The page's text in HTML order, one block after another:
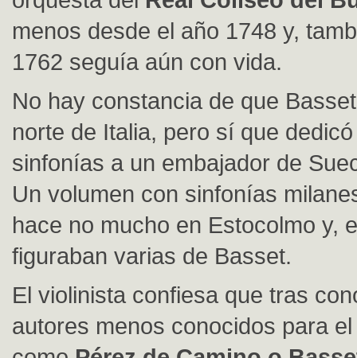
menos desde el año 1748 y,
1762 seguía aún con vida.
No hay constancia de que
norte de Italia, pero sí que
sinfonías a un embajador de
Un volumen con sinfonías
hace no mucho en Estocolmo y,
figuraban varias de Basset.
El violinista confiesa que tras
autores menos conocidos para